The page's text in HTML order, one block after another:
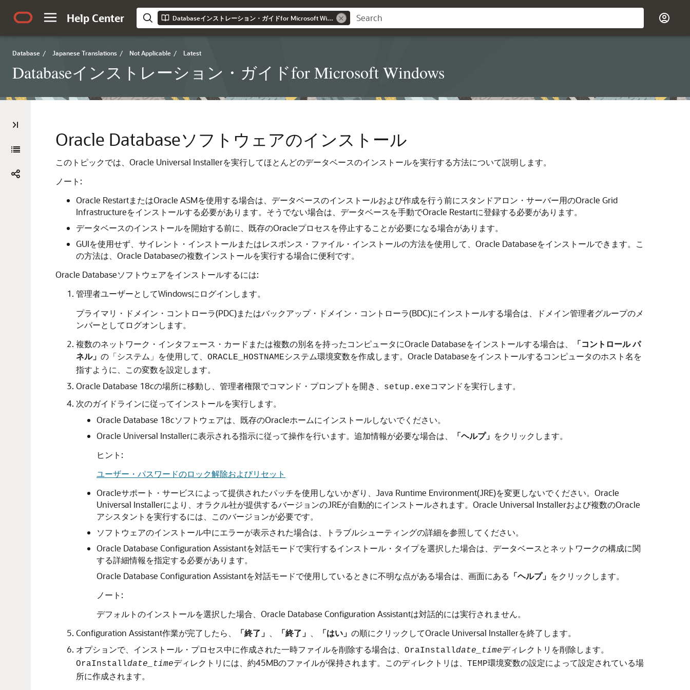
Help Center Databaseインストレーション・ガイドfor Microsoft Windows
Database / Japanese Translations / Not Applicable / Latest
Databaseインストレーション・ガイドfor Microsoft Windows
Oracle Databaseソフトウェアのインストール
このトピックでは、Oracle Universal Installerを実行してほとんどのデータベースのインストールを実行する方法について説明します。
ノート:
Oracle RestartまたはOracle ASMを使用する場合は、データベースのインストールおよび作成を行う前にスタンドアロン・サーバー用のOracle Grid
Infrastructureをインストールする必要があります。そうでない場合は、データベースを手動でOracle Restartに登録する必要があります。
データベースのインストールを開始する前に、既存のOracleプロセスを停止することが必要になる場合があります。
GUIを使用せず、サイレント・インストールまたはレスポンス・ファイル・インストールの方法を使用して、Oracle Databaseをインストールできます。こ
の方法は、Oracle Databaseの複数インストールを実行する場合に便利です。
Oracle Databaseソフトウェアをインストールするには:
管理者ユーザーとしてWindowsにログインします。
プライマリ・ドメイン・コントローラ(PDC)またはバックアップ・ドメイン・コントローラ(BDC)にインストールする場合は、ドメイン管理者グループのメ
ンバーとしてログオンします。
複数のネットワーク・インタフェース・カードまたは複数の別名を持ったコンピュータにOracle Databaseをインストールする場合は、
「コントロール パ
ネル」 の「システム」を使用して、 ORACLE_HOSTNAMEシステム環境変数を作成します。Oracle Databaseをインストールするコンピュータのホスト名を
指すように、この変数を設定します。
Oracle Database 18cの場所に移動し、管理者権限でコマンド・プロンプトを開き、
setup.exeコマンドを実行します。
次のガイドラインに従ってインストールを実行します。
Oracle Database 18cソフトウェアは、既存のOracleホームにインストールしないでください。
Oracle Universal Installerに表示される指示に従って操作を行います。追加情報が必要な場合は、
「ヘルプ」 をクリックします。
ヒント:
ユーザー・パスワードのロック解除およびリセット
Oracleサポート・サービスによって提供されたパッチを使用しないかぎり、Java Runtime Environment(JRE)を変更しないでください。Oracle
Universal Installerにより、オラクル社が提供するバージョンのJREが自動的にインストールされます。Oracle Universal Installerおよび複数のOracle
アシスタントを実行するには、このバージョンが必要です。
ソフトウェアのインストール中にエラーが表示された場合は、トラブルシューティングの詳細を参照してください。
Oracle Database Configuration Assistantを対話モードで実行するインストール・タイプを選択した場合は、データベースとネットワークの構成に関
する詳細情報を指定する必要があります。
Oracle Database Configuration Assistantを対話モードで使用しているときに不明な点がある場合は、画面にある 「ヘルプ」 をクリックします。
ノート:
デフォルトのインストールを選択した場合、Oracle Database Configuration Assistantは対話的には実行されません。
Configuration Assistant作業が完了したら、
「終了」 「終了」 「はい」 の順にクリックしてOracle Universal Installerを終了します。
オプションで、インストール・プロセス中に作成された一時ファイルを削除する場合は、 OraInstalldate_timeディレクトリを削除します。
OraInstalldate_timeディレクトリには、約45MBのファイルが保持されます。このディレクトリは、 TEMP環境変数の設定によって設定されている場
所に作成されます。